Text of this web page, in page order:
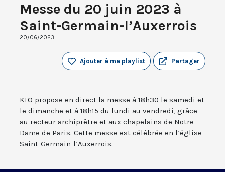
Messe du 20 juin 2023 à
Saint-Germain-l’Auxerrois
20/06/2023
Partager
Ajouter à ma playlist
KTO propose en direct la messe à 18h30 le samedi et
le dimanche et à 18h15 du lundi au vendredi, grâce
au recteur archiprêtre et aux chapelains de Notre-
Dame de Paris. Cette messe est célébrée en l’église
Saint-Germain-l’Auxerrois.